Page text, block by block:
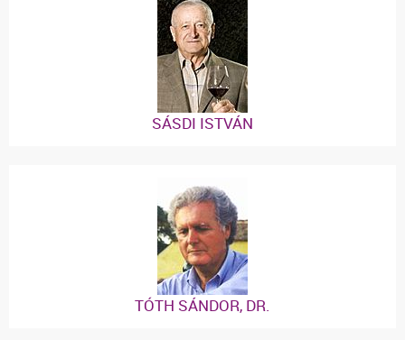
SÁSDI ISTVÁN
TÓTH SÁNDOR, DR.